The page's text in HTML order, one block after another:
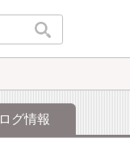
グ情報